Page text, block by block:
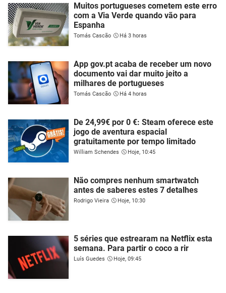
Muitos portugueses cometem este erro
com a Via Verde quando vão para
Espanha
Tomás Cascão Há 3 horas
App gov.pt acaba de receber um novo
documento vai dar muito jeito a
milhares de portugueses
Tomás Cascão Há 4 horas
De 24,99€ por 0 €: Steam oferece este
jogo de aventura espacial
gratuitamente por tempo limitado
William Schendes Hoje, 10:45
Não compres nenhum smartwatch
antes de saberes estes 7 detalhes
Rodrigo Vieira Hoje, 10:30
5 séries que estrearam na Netflix esta
semana. Para partir o coco a rir
Luís Guedes Hoje, 09:45